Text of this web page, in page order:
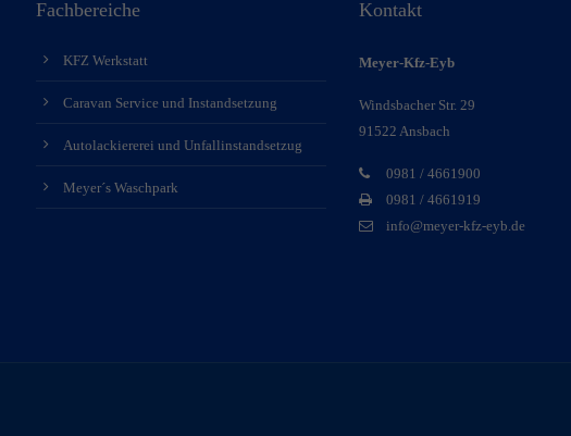
Fachbereiche
KFZ Werkstatt
Caravan Service und Instandsetzung
Autolackiererei und Unfallinstandsetzug
Meyer´s Waschpark
Kontakt
Meyer-Kfz-Eyb
Windsbacher Str. 29
91522 Ansbach
0981 / 4661900
0981 / 4661919
info@meyer-kfz-eyb.de